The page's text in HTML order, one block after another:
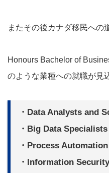
またその後カナダ移民への
Honours Bachelor of
のような業種への就職が見
・Data Analysts and
・Big Data Specialists
・Process
・Information